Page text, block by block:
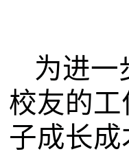
为进一
校友的
子成长成